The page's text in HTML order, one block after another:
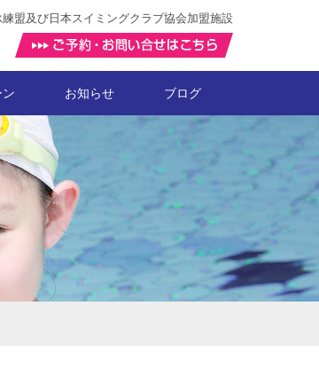
盟及び日本スイミングクラブ協会加盟施設
お知らせ ブログ